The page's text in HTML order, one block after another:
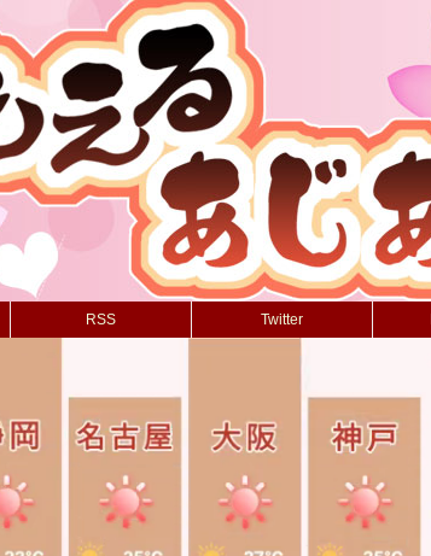
RSS Twitter